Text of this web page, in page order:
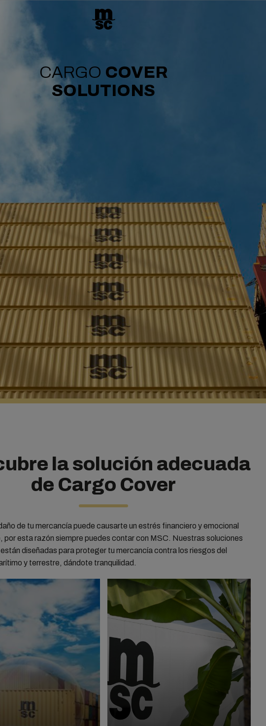
CARGO COVER
SOLUTIONS
la solución adecuada
de Cargo Cover
de tu mercancía puede causarte un estrés financiero y emocional
por esta razón siempre puedes contar con MSC. Nuestras soluciones
diseñadas para proteger tu mercancía contra los riesgos del
y terrestre, dándote tranquilidad.